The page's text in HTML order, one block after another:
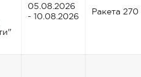
05.08.2026
- 10.08.2026
Ракета 270